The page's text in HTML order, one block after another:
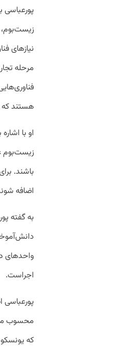
زیست‌بوم،
مرحله
هستند که
اضافه
به گفته
واحدهای
اجراست.
محسوب